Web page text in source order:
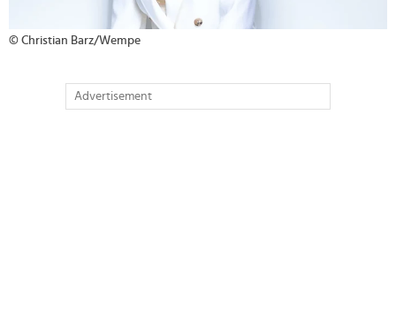
© Christian Barz/​Wempe
Advertisement